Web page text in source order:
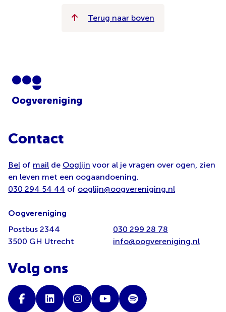
Terug naar boven
Contact
Bel of mail de Ooglijn voor al je vragen over ogen, zien
en leven met een oogaandoening.
030 294 54 44 of ooglijn@oogvereniging.nl
Oogvereniging
Postbus 2344
3500 GH Utrecht
030 299 28 78
info@oogvereniging.nl
Volg ons